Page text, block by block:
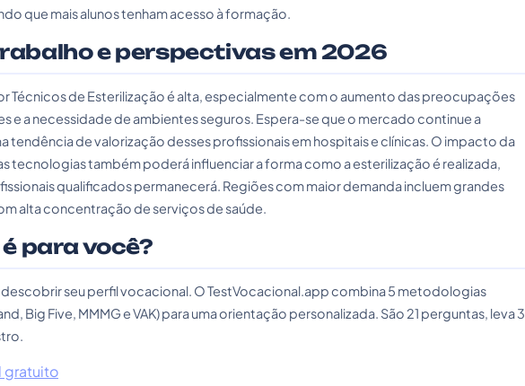
que mais alunos tenham acesso à formação.
e perspectivas em 2026
Técnicos de Esterilização é alta, especialmente com o aumento das preocupações
e a necessidade de ambientes seguros. Espera-se que o mercado continue a
tendência de valorização desses profissionais em hospitais e clínicas. O impacto da
tecnologias também poderá influenciar a forma como a esterilização é realizada,
qualificados permanecerá. Regiões com maior demanda incluem grandes
alta concentração de serviços de saúde.
para você?
descobrir seu perfil vocacional. O TestVocacional.app combina 5 metodologias
Big Five, MMMG e VAK) para uma orientação personalizada. São 21 perguntas, leva 3
gratuito